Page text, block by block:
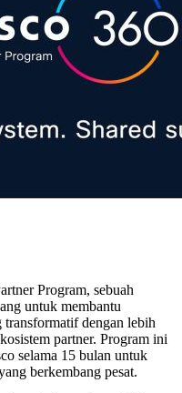
Program, sebuah
untuk membantu
dengan lebih
partner. Program ini
selama 15 bulan untuk
berkembang pesat.